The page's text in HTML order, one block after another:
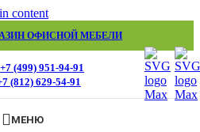
content
ОФИСНОЙ МЕБЕЛИ
+7 (499) 951-94-91
(812) 629-54-91
МЕНЮ